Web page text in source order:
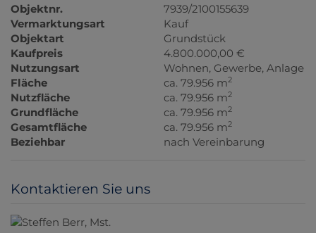
Objektnr.
7939/2100155639
Vermarktungsart
Kauf
Objektart
Grundstück
Kaufpreis
4.800.000,00 €
Nutzungsart
Wohnen Gewerbe Anlage
Fläche
ca. 79.956 m2
Nutzfläche ca. 79.956 m2
Grundfläche ca. 79.956 m2
Gesamtfläche ca. 79.956 m2
Beziehbar nach Vereinbarung
Kontaktieren Sie uns